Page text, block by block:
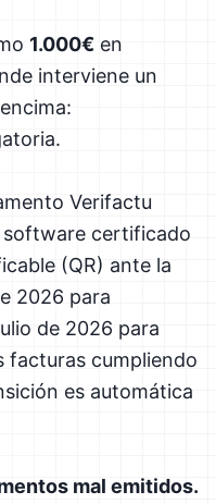
1.000€ en
interviene un
Verifactu
certificado
(QR) ante la
2026 para
de 2026 para
facturas cumpliendo
es automática
mal emitidos.